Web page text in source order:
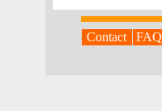
Contact FAQ